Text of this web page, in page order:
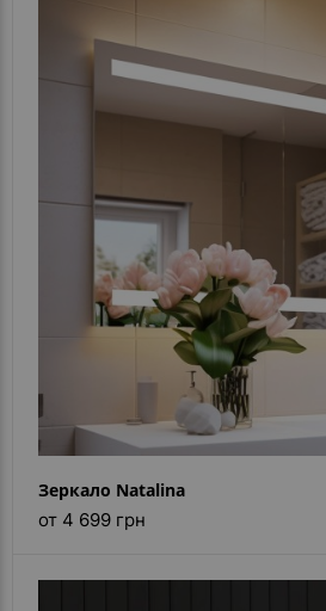
Зеркало Natalina
от 4 699 грн